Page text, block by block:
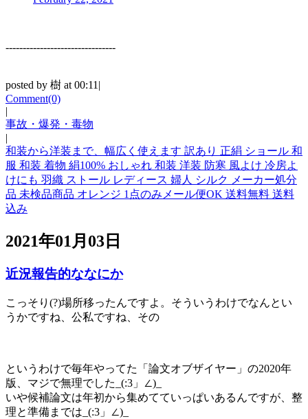
--------------------------------
posted by 樹 at 00:11|
Comment(0)
|
事故・爆発・毒物
|
和装から洋装まで、幅広く使えます 訳あり 正絹 ショール 和
服 和装 着物 絹100% おしゃれ 和装 洋装 防寒 風よけ 冷房よ
けにも 羽織 ストール レディース 婦人 シルク メーカー処分
品 未検品商品 オレンジ 1点のみメール便OK 送料無料 送料
込み
2021年01月03日
近況報告的ななにか
こっそり(?)場所移ったんですよ。そういうわけでなんとい
うかですね、公私ですね、その
というわけで毎年やってた「論文オブザイヤー」の2020年
版、マジで無理でした_(:3」∠)_
いや候補論文は年初から集めてていっぱいあるんですが、整
理と準備までは_(:3」∠)_